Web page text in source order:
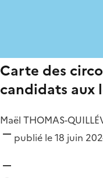
Carte des
candidats aux
Maël THOMAS-
publié le 18 juin